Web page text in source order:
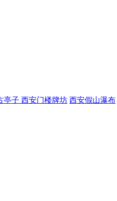
亭子 西安门楼牌坊 西安假山瀑布